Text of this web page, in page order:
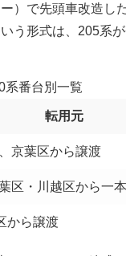
）で先頭車改造し
う形式は、205系
系番台別一覧
転用元
京葉区から譲渡
区・川越区から一
から譲渡